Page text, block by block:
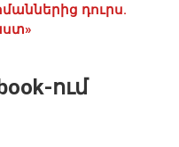
դուրս.
ում